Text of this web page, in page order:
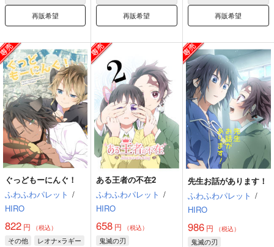
再販希望 再販希望 再販希望
ぐっどもーにんぐ！
ふわふわパレット /
HIRO
822 円 （税込）
その他
レオナ×ラギー
ある王者の不在2
ふわふわパレット /
HIRO
658 円 （税込）
鬼滅の刃
先生お話があります！
ふわふわパレット /
HIRO
986円 （税込）
鬼滅の刃